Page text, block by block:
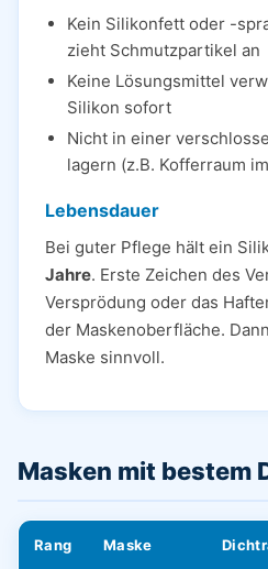
Kein Silikonfett oder -
zieht Schmutzpartikel an
Keine Lösungsmittel
Silikon sofort
Nicht in einer
lagern (z.B. Kofferraum
Lebensdauer
Bei guter Pflege hält ein
Jahre. Erste Zeichen des
Versprödung oder das
der Maskenoberfläche.
Maske sinnvoll.
Masken mit bestem
Rang Maske